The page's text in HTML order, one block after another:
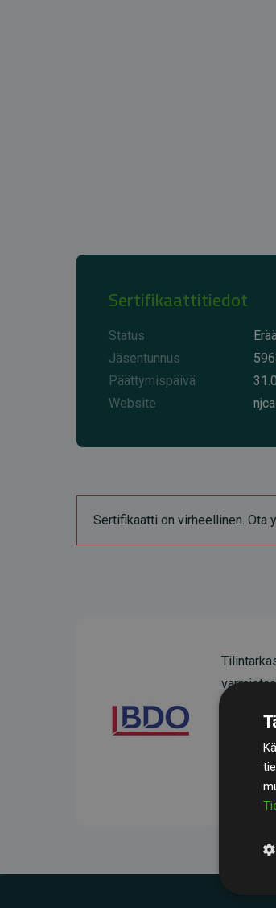
Sertifikaattitiedot
Status
Jäsentunnus
Päättymispäivä
Website
Sertifikaatti on virheellinen. Ota
Heidän